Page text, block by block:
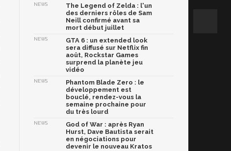
NEWS
The Legend of Zelda : l'un
des derniers rôles de Sam
Neill confirmé avant sa
mort début juillet
NEWS
GTA 6 : un extended look
sera diffusé sur Netflix fin
août, Rockstar Games
surprend la planète jeu
vidéo
NEWS
Phantom Blade Zero : le
développement est
bouclé, rendez-vous la
semaine prochaine pour
du très lourd
NEWS
God of War : après Ryan
Hurst, Dave Bautista serait
en négociations pour
devenir le nouveau Kratos